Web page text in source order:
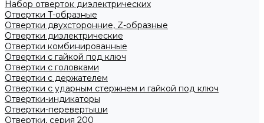
Набор отверток диэлектрических
Отвертки T-образные
Отвертки двухсторонние, Z-образные
Отвертки диэлектрические
Отвертки комбинированные
Отвертки с гайкой под ключ
Отвертки с головками
Отвертки с держателем
Отвертки с ударным стержнем и гайкой под ключ
Отвертки-индикаторы
Отвертки-перевертыши
Отвертки, серия 200